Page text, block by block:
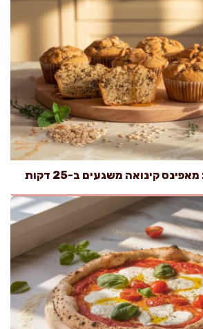
קינואה משגעים ב-25 דקות